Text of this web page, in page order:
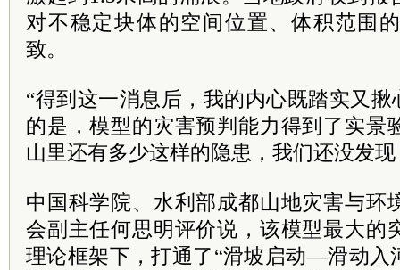
对不稳定块体的空间位置、体积范围
致。
“得到这一消息后，我的内心既踏实又揪
的是，模型的灾害预判能力得到了实景
山里还有多少这样的隐患，我们还没发现
中国科学院、水利部成都山地灾害与环
会副主任何思明评价说，该模型最大的
理论框架下，打通了“滑坡启动—滑动